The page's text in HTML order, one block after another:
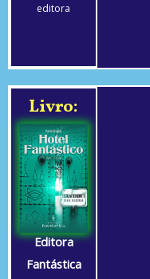
editora
Livro:
Editora
Fantástica